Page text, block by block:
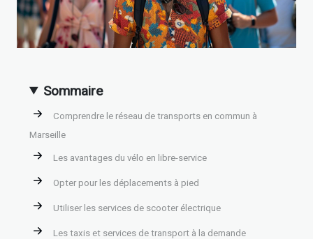
Sommaire
Comprendre le réseau de transports en commun à
Marseille
Les avantages du vélo en libre-service
Opter pour les déplacements à pied
Utiliser les services de scooter électrique
Les taxis et services de transport à la demande